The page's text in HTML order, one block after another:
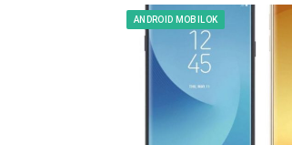
ANDROID MOBILOK